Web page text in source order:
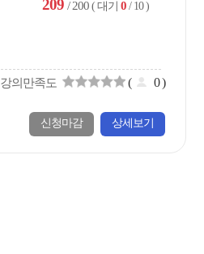
강의만족도 ( 0)
209 / 200 ( 대기 0 / 10 )
신청마감 상세보기